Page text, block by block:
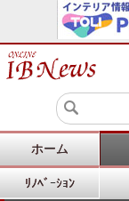
ホーム
ﾘﾉﾍﾞｰｼｮﾝ